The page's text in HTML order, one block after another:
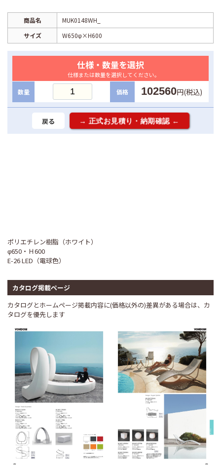
商品名
MUK0148WH_
サイズ
W650φ×H600
仕様・数量を選択
仕様または数量を選択してください。
数量 価格 102560円(税込)
戻る
ポリエチレン樹脂（ホワイト）
φ650・Ｈ600
E-26 LED（電球色）
カタログ掲載ページ
カタログとホームページ掲載内容に(価格以外の)差異がある場合は、カ
タログを優先します